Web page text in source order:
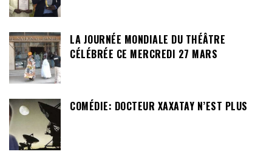
LA JOURNÉE MONDIALE DU THÉÂTRE
CÉLÉBRÉE CE MERCREDI 27 MARS
COMÉDIE: DOCTEUR XAXATAY N’EST PLUS